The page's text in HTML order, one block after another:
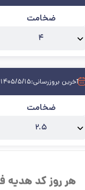
ضخامت
۴
آخرین بروزرسانی:۱۴۰۵/۵/۱۵
ضخامت
۲.۵
هر روز کد هدیه